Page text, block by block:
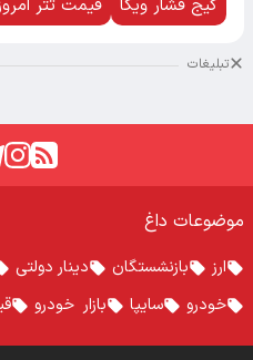
گیج فشار ویکا
قیمت تتر
تبلیغات
موضوعات داغ
ارز بازنشستگان دینار دولتی
خودرو
سایپا بازار خودرو